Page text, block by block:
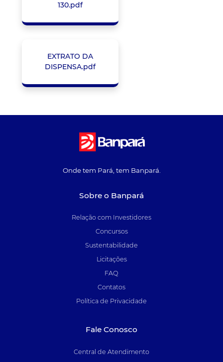
130.pdf
EXTRATO DA
DISPENSA.pdf
Onde tem Pará, tem Banpará.
Sobre o Banpará
Relação com Investidores
Concursos
Sustentabilidade
Licitações
FAQ
Contatos
Política de Privacidade
Fale Conosco
Central de Atendimento